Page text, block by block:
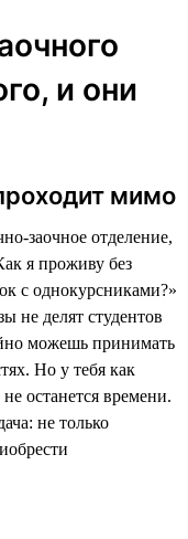
и они
мимо
заочное отделение,
я проживу без
с однокурсниками?»
не делят студентов
можешь принимать
Но у тебя как
останется времени.
не только